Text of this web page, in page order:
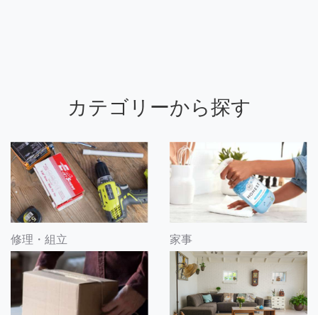
カテゴリーから探す
修理・組立 家事